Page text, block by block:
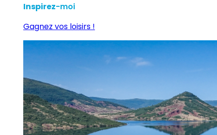
Inspirez-moi
Gagnez vos loisirs !